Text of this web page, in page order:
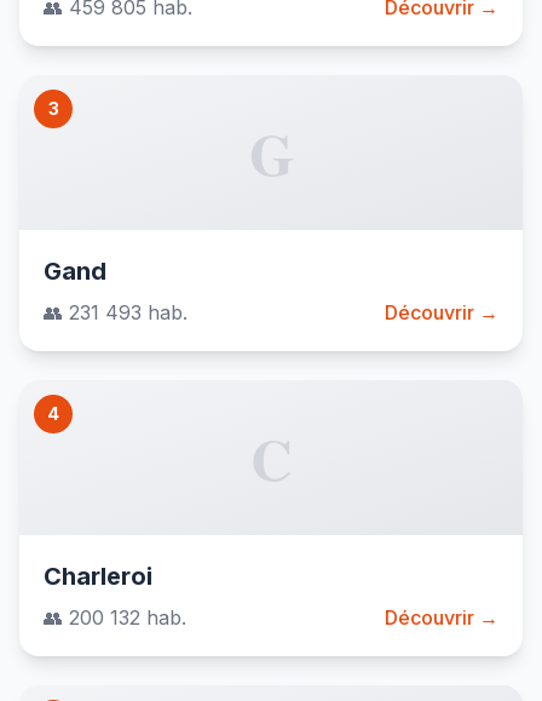
👥 459 805 hab. Découvrir →
3
G
Gand
👥 231 493 hab. Découvrir →
4
C
Charleroi
👥 200 132 hab. Découvrir →